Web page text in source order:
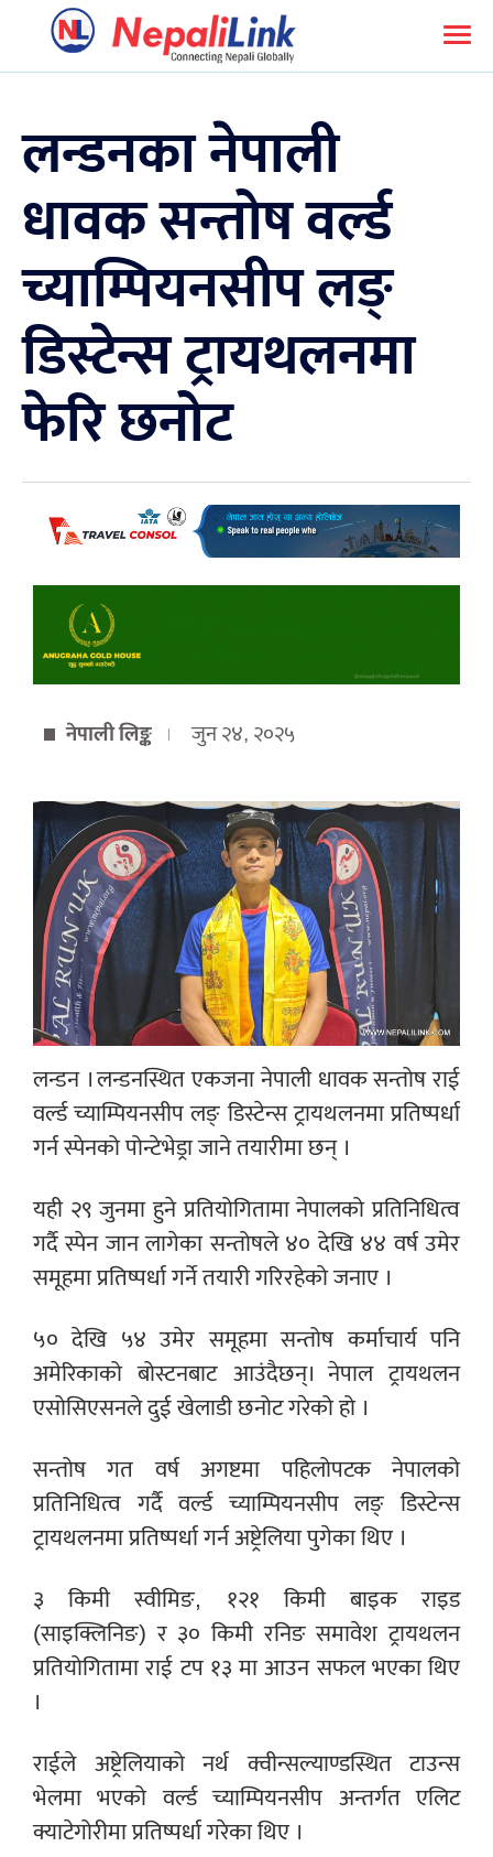
लन्डनका नेपाली
धावक सन्तोष वर्ल्ड
च्याम्पियनसीप लङ्
डिस्टेन्स ट्रायथलनमा
फेरि छनोट
नेपाली लिङ्क जुन २४, २०२५
लन्डन । लन्डनस्थित एकजना नेपाली धावक सन्तोष राई
वर्ल्ड च्याम्पियनसीप लङ् डिस्टेन्स ट्रायथलनमा प्रतिष्पर्धा
गर्न स्पेनको पोन्टेभेड्रा जाने तयारीमा छन् ।
यही २९ जुनमा हुने प्रतियोगितामा नेपालको प्रतिनिधित्व
गर्दै स्पेन जान लागेका सन्तोषले ४० देखि ४४ वर्ष उमेर
समूहमा प्रतिष्पर्धा गर्ने तयारी गरिरहेको जनाए ।
५० देखि ५४ उमेर समूहमा सन्तोष कर्माचार्य पनि
अमेरिकाको बोस्टनबाट आउंदैछन्। नेपाल ट्रायथलन
एसोसिएसनले दुई खेलाडी छनोट गरेको हो ।
सन्तोष गत वर्ष अगष्टमा पहिलोपटक नेपालको
प्रतिनिधित्व गर्दै वर्ल्ड च्याम्पियनसीप लङ् डिस्टेन्स
ट्रायथलनमा प्रतिष्पर्धा गर्न अष्ट्रेलिया पुगेका थिए ।
३ किमी स्वीमिङ, १२१ किमी बाइक राइड
(साइक्लिनिङ) र ३० किमी रनिङ समावेश ट्रायथलन
प्रतियोगितामा राई टप १३ मा आउन सफल भएका थिए
।
राईले अष्ट्रेलियाको नर्थ क्वीन्सल्याण्डस्थित टाउन्स
भेलमा भएको वर्ल्ड च्याम्पियनसीप अन्तर्गत एलिट
क्याटेगोरीमा प्रतिष्पर्धा गरेका थिए ।